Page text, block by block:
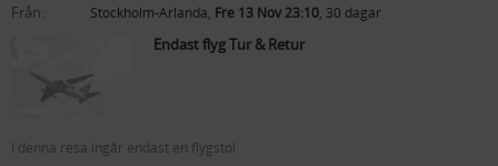
Från:
Stockholm-Arlanda, Fre 13 Nov 23:10, 30 dagar
Endast flyg Tur & Retur
I denna resa ingår endast en flygstol